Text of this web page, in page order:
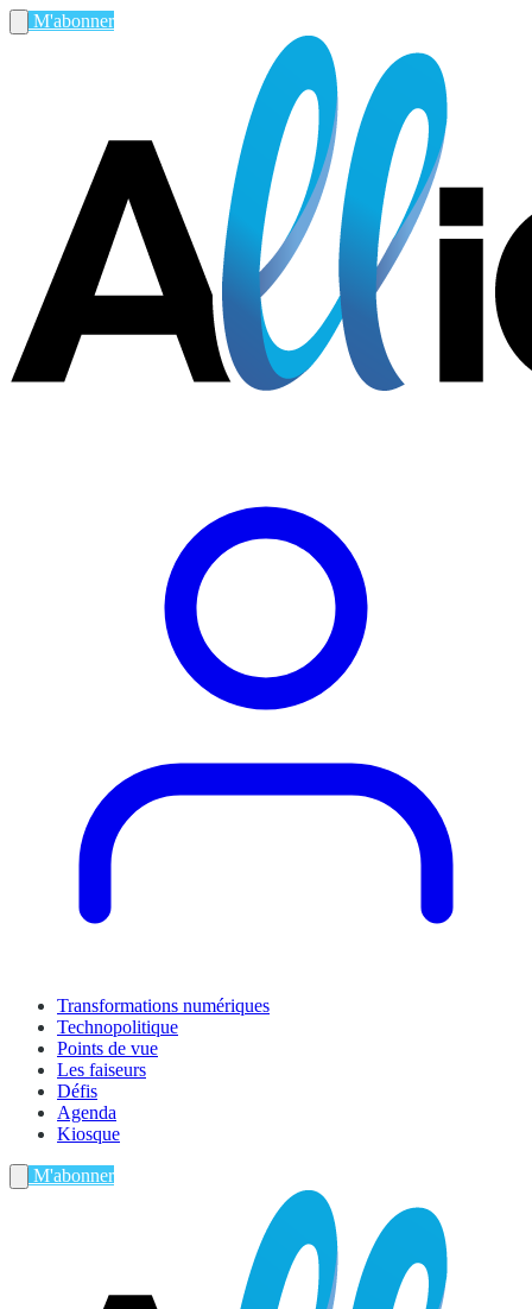
M'abonner
Transformations numériques
Technopolitique
Points de vue
Les faiseurs
Défis
Agenda
Kiosque
M'abonner